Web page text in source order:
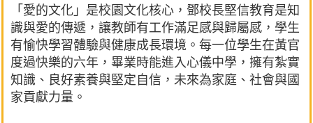
「愛的文化」是校園文化核心，鄧校長堅信教育是知
識與愛的傳遞，讓教師有工作滿足感與歸屬感，學生
有愉快學習體驗與健康成長環境。每一位學生在黃官
度過快樂的六年，畢業時能進入心儀中學，擁有紮實
知識、良好素養與堅定自信，未來為家庭、社會與國
家貢獻力量。